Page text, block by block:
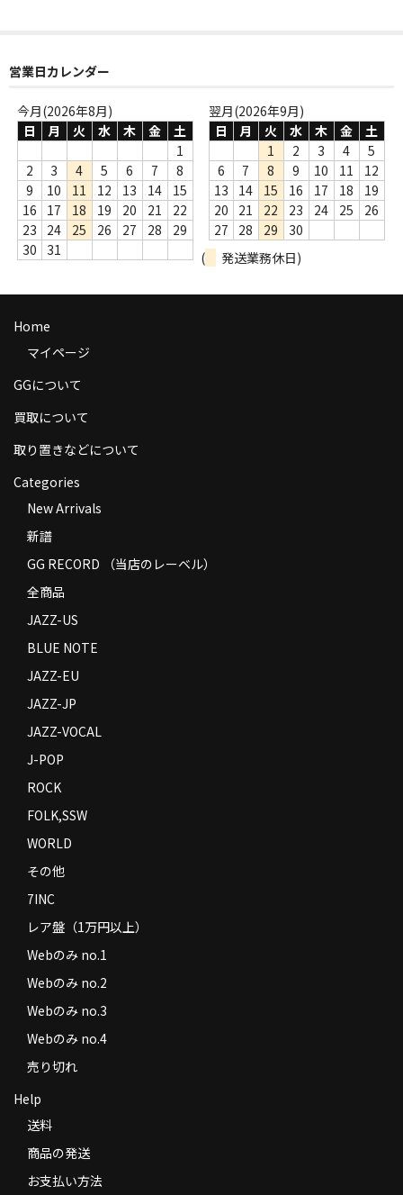
7INC
レア盤（1万円以上）
Webのみ no.1
Webのみ no.2
Webのみ no.3
Webのみ no.4
売り切れ
Help
お支払い方法
返品
コンディション
Privacy Policy
特定商取引法に基づく表示
営業日カレンダー
今月(2026年8月)
日
月 火 水 木 金
土
1
2
3 4 5 6 7
8
9
10 11 12 13 14
15
16
17 18 19 20 21
22
23
24 25 26 27 28
29
30
31
翌月(2026年9月)
日
月 火 水 木 金
土
1
2 3 4
5
6
7 8 9 10 11
12
13
14 15 16 17 18
19
20
21 22 23 24 25
26
27
28 29
30
(
発送業務休日)
Home
マイページ
GGについて
買取について
取り置きなどについて
Categories
New Arrivals
新譜
GG RECORD （当店のレーベル）
全商品
JAZZ-US
BLUE NOTE
JAZZ-EU
JAZZ-JP
JAZZ-VOCAL
J-POP
ROCK
FOLK,SSW
WORLD
その他
7INC
レア盤（1万円以上）
Webのみ no.1
Webのみ no.2
Webのみ no.3
Webのみ no.4
売り切れ
Help
送料
商品の発送
お支払い方法